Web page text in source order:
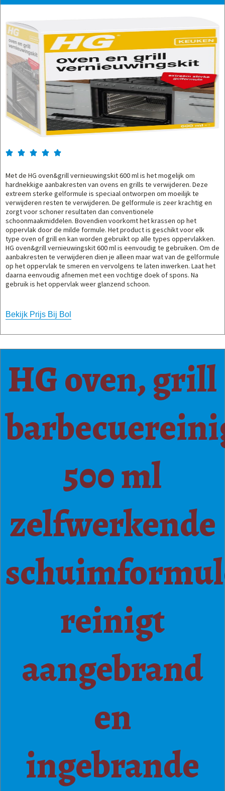
    
Met de HG oven&grill vernieuwingskit 600 ml is het mogelijk om
hardnekkige aanbakresten van ovens en grills te verwijderen. Deze
extreem sterke gelformule is speciaal ontworpen om moeilijk te
verwijderen resten te verwijderen. De gelformule is zeer krachtig en
zorgt voor schoner resultaten dan conventionele
schoonmaakmiddelen. Bovendien voorkomt het krassen op het
oppervlak door de milde formule. Het product is geschikt voor elk
type oven of grill en kan worden gebruikt op alle types oppervlakken.
HG oven&grill vernieuwingskit 600 ml is eenvoudig te gebruiken. Om de
aanbakresten te verwijderen dien je alleen maar wat van de gelformule
op het oppervlak te smeren en vervolgens te laten inwerken. Laat het
daarna eenvoudig afnemen met een vochtige doek of spons. Na
gebruik is het oppervlak weer glanzend schoon.
Bekijk Prijs Bij Bol
HG oven, grill
500 ml
zelfwerkende
reinigt
aangebrand
en
ingebrande